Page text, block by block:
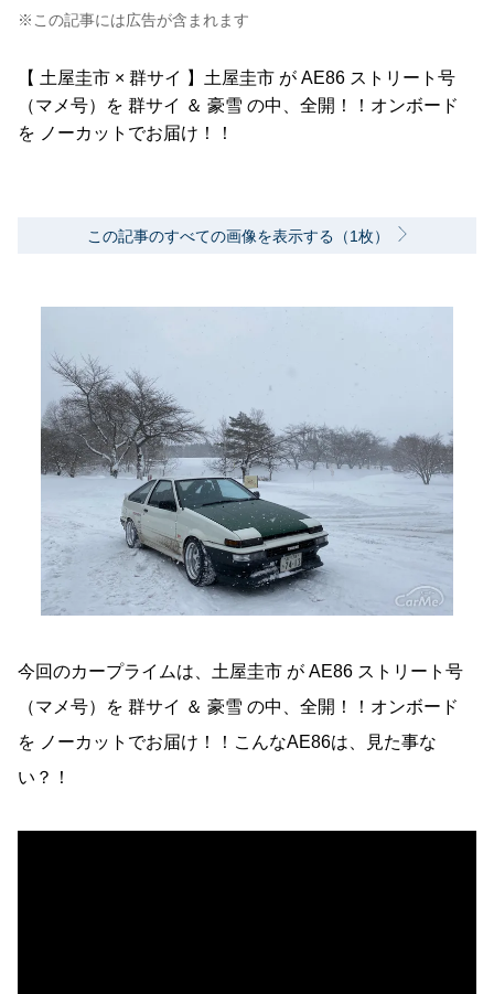
※この記事には広告が含まれます
【 土屋圭市 × 群サイ 】土屋圭市 が AE86 ストリート号
（マメ号）を 群サイ ＆ 豪雪 の中、全開！！オンボード
を ノーカットでお届け！！
この記事のすべての画像を表示する（1枚）
今回のカープライムは、土屋圭市 が AE86 ストリート号
（マメ号）を 群サイ ＆ 豪雪 の中、全開！！オンボード
を ノーカットでお届け！！こんなAE86は、見た事な
い？！